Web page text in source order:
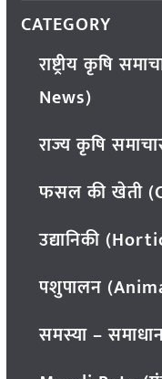
CATEGORY
राष्ट्रीय कृषि
News)
राज्य कृषि
फसल की खेती
उद्यानिकी
पशुपालन
समस्या –